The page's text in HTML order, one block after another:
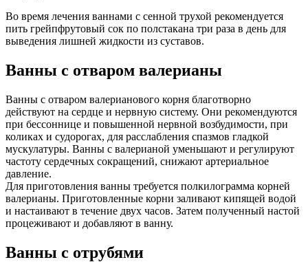
Во время лечения ваннами с сенной трухой рекомендуется
пить грейпфрутовый сок по полстакана три раза в день для
выведения лишней жидкости из суставов.
Ванны с отваром валерианы
Ванны с отваром валерианового корня благотворно
действуют на сердце и нервную систему. Они рекомендуются
при бессоннице и повышенной нервной возбудимости, при
коликах и судорогах, для расслабления спазмов гладкой
мускулатуры. Ванны с валерианой уменьшают и регулируют
частоту сердечных сокращений, снижают артериальное
давление.
Для приготовления ванны требуется полкилограмма корней
валерианы. Приготовленные корни заливают кипящей водой
и настаивают в течение двух часов. Затем полученный настой
процеживают и добавляют в ванну.
Ванны с отрубями